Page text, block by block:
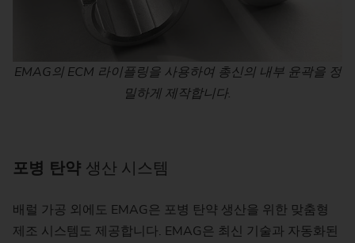
EMAG의 ECM 라이플링을 사용하여 총신의 내부 윤곽을 정
밀하게 제작합니다.
포병 탄약 생산 시스템
배럴 가공 외에도 EMAG은 포병 탄약 생산을 위한 맞춤형
제조 시스템도 제공합니다. EMAG은 최신 기술과 자동화된